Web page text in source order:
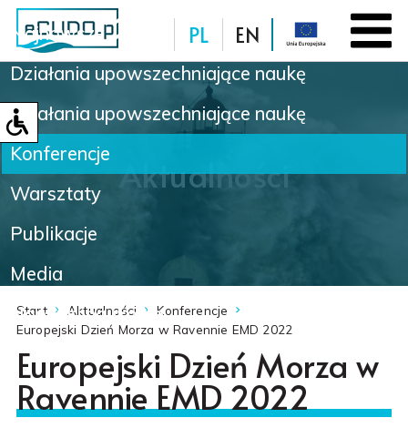
PL EN
Baza danych
Aktualności
Najnowsze
Działania upowszechniające naukę
Działania upowszechniające naukę
Konferencje
Warsztaty
Publikacje
Media
Nowinki naukowe
Start Aktualności
Konferencje
Europejski Dzień Morza w Ravennie EMD 2022
Europejski Dzień Morza w
Ravennie EMD 2022